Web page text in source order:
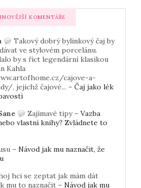
KOMENTÁŘE
Takový dobrý bylinkový čaj by
ve stylovém porcelánu.
by s říct legendární klasikou
Kahla
cajove-a-
, jejichž čajové... – Čaj jako lék
Zajímavé tipy – Vazba
vlastní knihy? Zvládnete to
– Návod jak mu naznačit, že
hci se zeptat jak mám dát
mu to naznačit – Návod jak mu